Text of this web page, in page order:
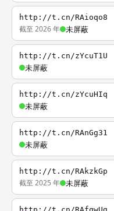
http://t.cn/RAioqo8
截至 2026 年 未屏蔽
http://t.cn/zYcuT1U
未屏蔽
http://t.cn/zYcuHIq
未屏蔽
http://t.cn/RAnGg31
未屏蔽
http://t.cn/RAkzkGp
截至 2025 年 未屏蔽